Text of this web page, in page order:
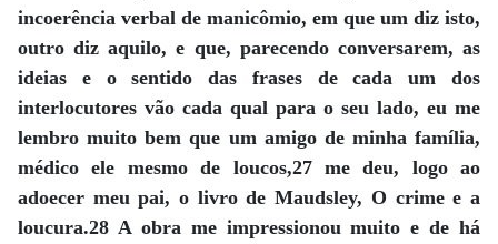
incoerência verbal de manicômio, em que um diz isto,
outro diz aquilo, e que, parecendo conversarem, as
ideias e o sentido das frases de cada um dos
interlocutores vão cada qual para o seu lado, eu me
lembro muito bem que um amigo de minha família,
médico ele mesmo de loucos,27 me deu, logo ao
adoecer meu pai, o livro de Maudsley, O crime e a
loucura.28 A obra me impressionou muito e de há